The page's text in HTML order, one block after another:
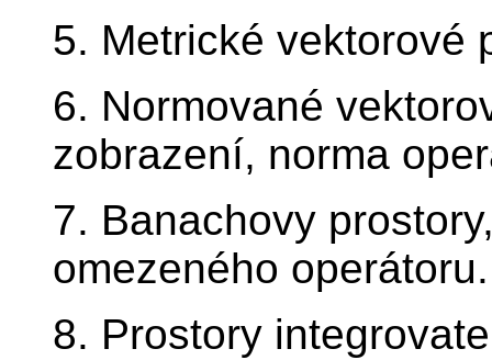
5. Metrické vektorové
6. Normované
zobrazení, norma
7. Banachovy
omezeného operátoru.
8. Prostory